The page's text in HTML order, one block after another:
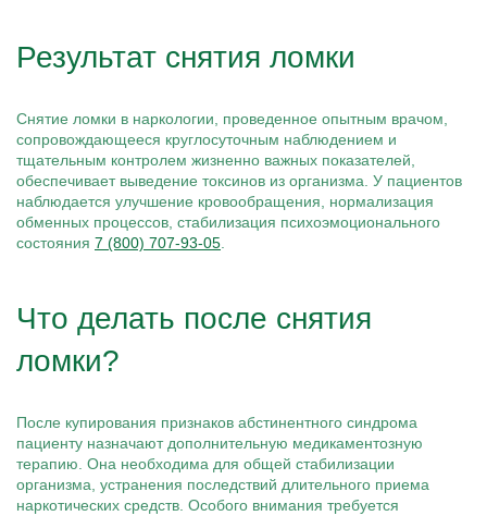
Результат снятия ломки
Снятие ломки в наркологии, проведенное опытным врачом,
сопровождающееся круглосуточным наблюдением и
тщательным контролем жизненно важных показателей,
обеспечивает выведение токсинов из организма. У пациентов
наблюдается улучшение кровообращения, нормализация
обменных процессов, стабилизация психоэмоционального
состояния 7 (800) 707-93-05
Что делать после снятия
ломки?
После купирования признаков абстинентного синдрома
пациенту назначают дополнительную медикаментозную
терапию. Она необходима для общей стабилизации
организма, устранения последствий длительного приема
наркотических средств. Особого внимания требуется